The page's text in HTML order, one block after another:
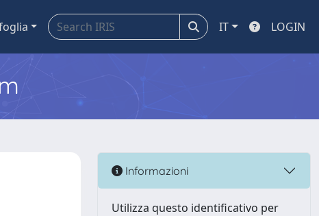
IT LOGIN
Informazioni
Utilizza questo identificativo per